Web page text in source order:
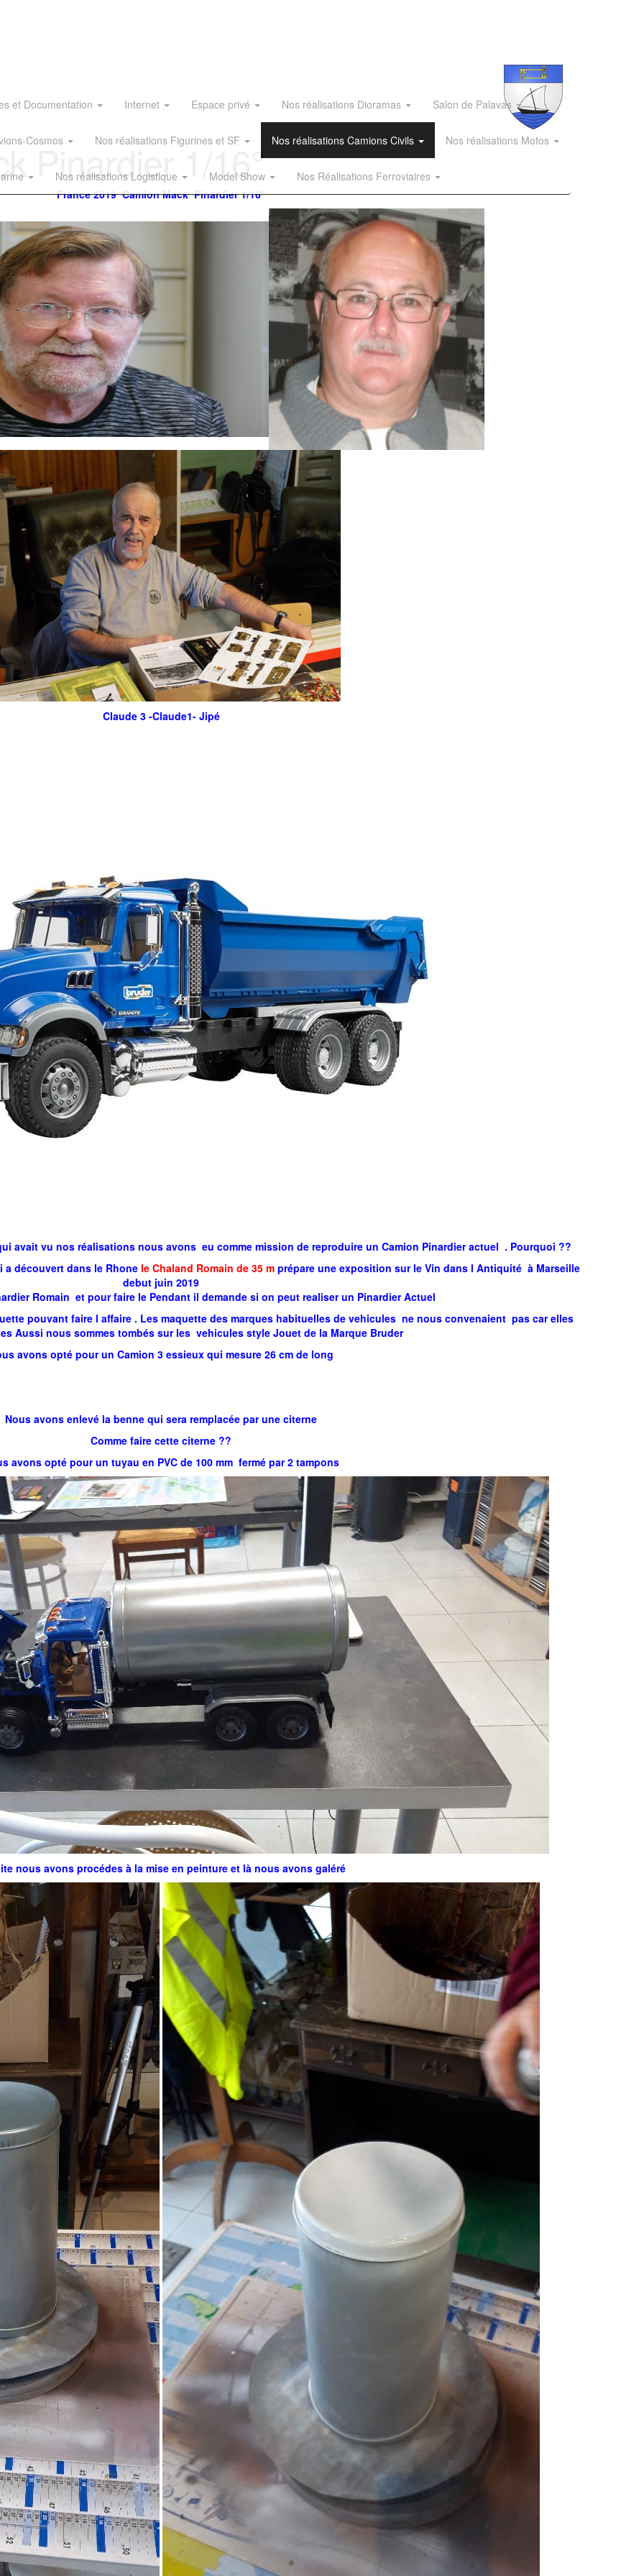
et Documentation Internet Espace privé Nos réalisations Dioramas Salon de Palavas
Cosmos Nos réalisations Figurines et SF Nos réalisations Camions Civils Nos réalisations Motos
Nos réalisations Logistique Model Show Nos Réalisations Ferroviaires
Pinardier 1/16°
France 2019 Camion Mack Pinardier 1/16°
Claude 3 -Claude1- Jipé
avait vu nos réalisations nous avons eu comme mission de reproduire un Camion Pinardier actuel . Pourquoi ??
découvert dans le Rhone le Chaland Romain de 35 m prépare une exposition sur le Vin dans l Antiquité à Marseille
debut juin 2019
Romain et pour faire le Pendant il demande si on peut realiser un Pinardier Actuel
pouvant faire l affaire . Les maquette des marques habituelles de vehicules ne nous convenaient pas car elles
Aussi nous sommes tombés sur les vehicules style Jouet de la Marque Bruder
avons opté pour un Camion 3 essieux qui mesure 26 cm de long
Nous avons enlevé la benne qui sera remplacée par une citerne
Comme faire cette citerne ??
avons opté pour un tuyau en PVC de 100 mm fermé par 2 tampons
nous avons procédes à la mise en peinture et là nous avons galéré